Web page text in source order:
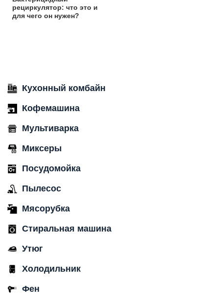
рециркулятор: что это и
для чего он нужен?
Кухонный комбайн
Кофемашина
Мультиварка
Миксеры
Посудомойка
Пылесос
Мясорубка
Стиральная машина
Утюг
Холодильник
Фен